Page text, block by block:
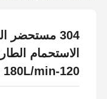
304 مستحضر
الاستحمام
120-180L/min معدل التدفق